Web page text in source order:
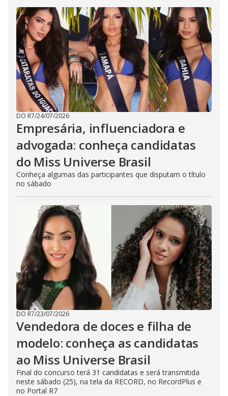
DO R7/24/07/2026
Empresária, influenciadora e
advogada: conheça candidatas
do Miss Universe Brasil
Conheça algumas das participantes que disputam o título
no sábado
DO R7/23/07/2026
Vendedora de doces e filha de
modelo: conheça as candidatas
ao Miss Universe Brasil
Final do concurso terá 31 candidatas e será transmitida
neste sábado (25), na tela da RECORD, no RecordPlus e
no Portal R7